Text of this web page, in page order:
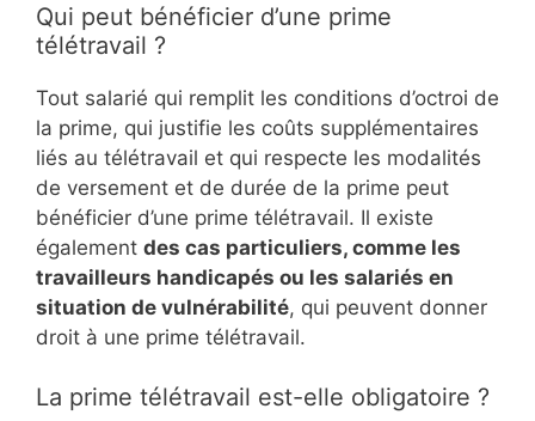
Qui peut bénéficier d’une prime
télétravail ?
Tout salarié qui remplit les conditions d’octroi de
la prime, qui justifie les coûts supplémentaires
liés au télétravail et qui respecte les modalités
de versement et de durée de la prime peut
bénéficier d’une prime télétravail. Il existe
également des cas particuliers, comme les
travailleurs handicapés ou les salariés en
situation de vulnérabilité, qui peuvent donner
droit à une prime télétravail.
La prime télétravail est-elle obligatoire ?